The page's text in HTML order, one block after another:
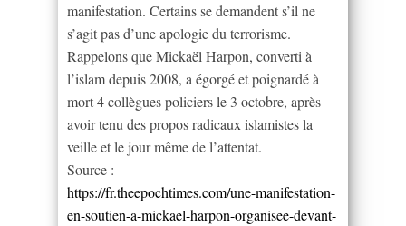
manifestation. Certains se demandent s’il ne
s’agit pas d’une apologie du terrorisme.
Rappelons que Mickaël Harpon, converti à
l’islam depuis 2008, a égorgé et poignardé à
mort 4 collègues policiers le 3 octobre, après
avoir tenu des propos radicaux islamistes la
veille et le jour même de l’attentat.
Source :
https://fr.theepochtimes.com/une-manifestation-
en-soutien-a-mickael-harpon-organisee-devant-